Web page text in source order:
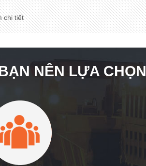
chi tiết
NÊN LỰA CHỌN